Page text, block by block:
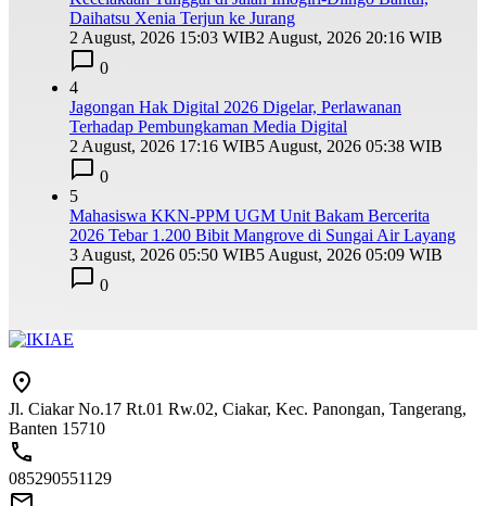
Daihatsu Xenia Terjun ke Jurang
2 August, 2026 15:03 WIB2 August, 2026 20:16 WIB
0
4
Jagongan Hak Digital 2026 Digelar, Perlawanan
Terhadap Pembungkaman Media Digital
2 August, 2026 17:16 WIB5 August, 2026 05:38 WIB
0
5
Mahasiswa KKN-PPM UGM Unit Bakam Bercerita
2026 Tebar 1.200 Bibit Mangrove di Sungai Air Layang
3 August, 2026 05:50 WIB5 August, 2026 05:09 WIB
0
Jl. Ciakar No.17 Rt.01 Rw.02, Ciakar, Kec. Panongan, Tangerang,
Banten 15710
085290551129